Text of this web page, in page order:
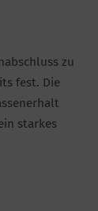
zu
fest. Die
starkes